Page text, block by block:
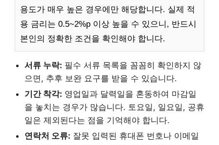
용도가 매우 높은 경우에만 해당합니다. 실제 적
용 금리는 0.5~2%p 이상 높을 수 있으니, 반드시
본인의 정확한 조건을 확인해야 합니다.
서류 누락: 필수 서류 목록을 꼼꼼히 확인하지 않
으면, 추후 보완 요구를 받을 수 있습니다.
기간 착각: 영업일과 달력일을 혼동하여 마감일
을 놓치는 경우가 많습니다. 토요일, 일요일, 공휴
일은 제외된다는 점을 기억해야 합니다.
연락처 오류: 잘못 입력된 휴대폰 번호나 이메일